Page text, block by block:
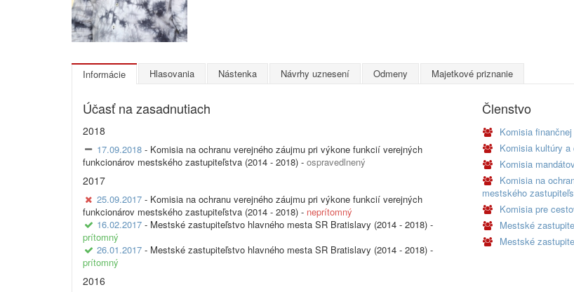
Informácie Hlasovania Nástenka Návrhy uznesení Odmeny Majetkové priznanie
Účasť na zasadnutiach
2018
17.09.2018 - Komisia na ochranu verejného záujmu pri výkone funkcií verejných
funkcionárov mestského zastupiteľstva (2014 - 2018) - ospravedlnený
2017
25.09.2017 - Komisia na ochranu verejného záujmu pri výkone funkcií verejných
funkcionárov mestského zastupiteľstva (2014 - 2018) - neprítomný
16.02.2017 - Mestské zastupiteľstvo hlavného mesta SR Bratislavy (2014 - 2018) -
prítomný
26.01.2017 - Mestské zastupiteľstvo hlavného mesta SR Bratislavy (2014 - 2018) -
prítomný
2016
Členstvo
Komisia
Komisia kultúry a
Komisia
Komisia na
mestského
Komisia pre
Mestské
Mestské